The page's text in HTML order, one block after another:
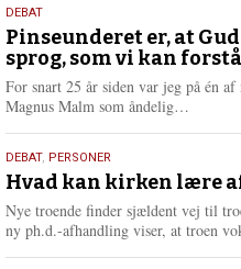
5.
august
2026
DEBAT
Pinseunderet er, at
sprog, som vi kan forstå
For snart 25 år siden var jeg på én
Magnus Malm som åndelig…
e
e
25.
juli
2026
DEBAT, PERSONER
Hvad kan kirken lære
Nye troende finder sjældent vej til
ny ph.d.-afhandling viser, at troen